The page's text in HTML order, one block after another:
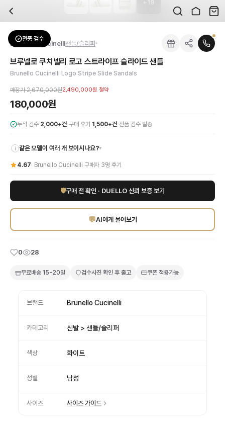
배송은 얼마나 걸리나요?
검수는 어떻게 진행되나요? 검수 사진을 받을 수 있나요?
전문 스태프가 실물 상품을 직접 확인한 후 검수 사진을 제공합니다. 가죽 재질,
교환이나 반품이 가능한가요?
수령 후 7일 이내 신청하시면 상품 하자, 사이즈 불일치, 고객 변심 모두 교환·반
쿠폰과 적립금을 함께 사용할 수 있나요?
네, 쿠폰과 적립금을 결제 시 함께 사용하실 수 있습니다. 적립금은 1,000원 이상
신발은 정사이즈인가요?
대부분 정사이즈로 제작되나 모델에 따라 차이가 있을 수 있습니다. mm 기준 사
브랜드:
성별:남성
색상:화이트
가격:180,000원
브루넬로 쿠치넬리의 장인정신이 깃든 로고 스트라이프 슬라이드 샌들로 완벽한
브루넬로 쿠치넬리 로고 스트라이프 슬라이드 샌들
+ 19
전품 검수
Brunello Cucinelli샌들/슬리퍼
브루넬로 쿠치넬리 로고 스트라이프 슬라이드 샌들
Brunello Cucinelli Logo Stripe Slide Sandals
매장가2,670,000원2,490,000원 절약
180,000원
누적 검수 2,000+건·구매 후기 1,500+건· 전품 검수 발송
i 같은 모델이 여러 개 보이시나요?▾
4.67· Brunello Cucinelli 구매자 3명 후기
🛡구매 전 확인 · DUELLO 신뢰 보증 보기
💬AI에게 물어보기
0 28
무료배송 15-20일 검수사진 확인 후 출고 쿠폰 적용가능
브랜드 Brunello Cucinelli
카테고리 신발 > 샌들/슬리퍼
색상 화이트
성별 남성
사이즈 사이즈 가이드